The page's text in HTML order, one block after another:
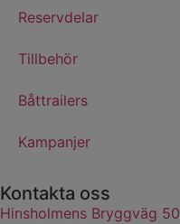
Reservdelar
Tillbehör
Båttrailers
Kampanjer
Kontakta oss
Hinsholmens Bryggväg 50